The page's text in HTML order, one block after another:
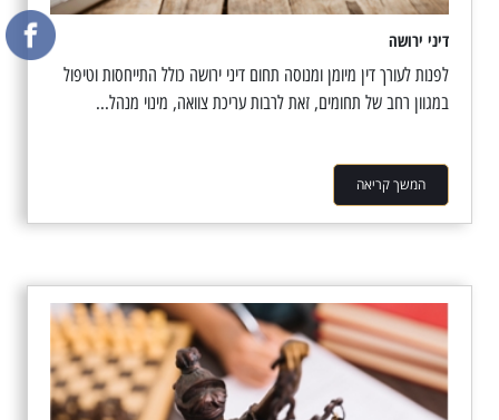
דיני ירושה
לפנות לעורך דין מיומן ומנוסה תחום דיני ירושה כולל התייחסות וטיפול
במגוון רחב של תחומים, זאת לרבות עריכת צוואה, מינוי מנהל...
המשך קריאה